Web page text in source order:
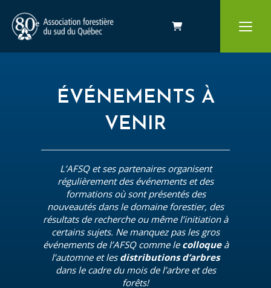
Panier
ÉVÉNEMENTS À
VENIR
L’AFSQ et ses partenaires organisent
régulièrement des événements et des
formations où sont présentés des
nouveautés dans le domaine forestier, des
résultats de recherche ou même l’initiation à
certains sujets. Ne manquez pas les gros
événements de l’AFSQ comme le colloqueà
l’automne et les distributions d’arbres
dans le cadre du mois de l’arbre et des
forêts!